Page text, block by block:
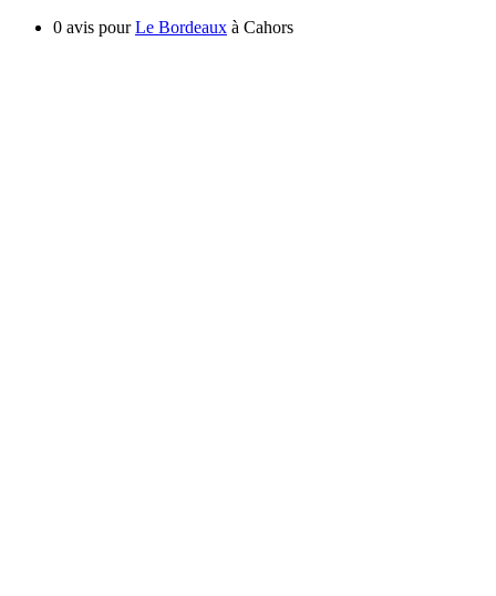
0 avis pourLe Bordeaux à Cahors